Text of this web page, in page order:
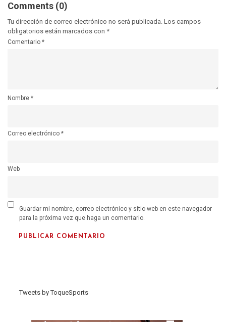
Comments (0)
Tu dirección de correo electrónico no será publicada. Los campos
obligatorios están marcados con *
Comentario *
Nombre *
Correo electrónico *
Web
Guardar mi nombre, correo electrónico y sitio web en este navegador
para la próxima vez que haga un comentario.
Tweets by ToqueSports